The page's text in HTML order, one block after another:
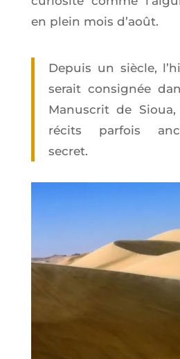
en plein mois d’août.
Depuis un siècle,
serait consi­gnée
Manus­crit de
récits par­fois
secret.